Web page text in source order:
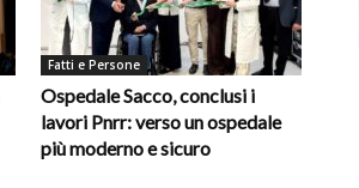
Fatti e Persone
Ospedale Sacco, conclusi i
lavori Pnrr: verso un ospedale
più moderno e sicuro